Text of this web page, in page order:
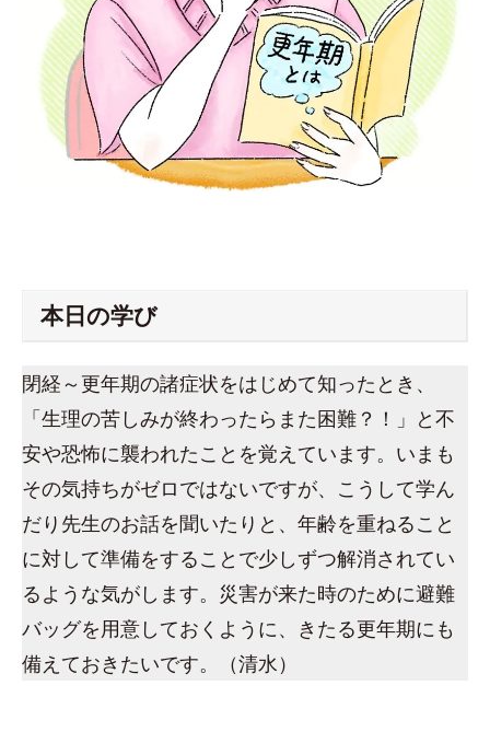
本日の学び
閉経～更年期の諸症状をはじめて知ったとき、
「生理の苦しみが終わったらまた困難？！」と不
安や恐怖に襲われたことを覚えています。いまも
その気持ちがゼロではないですが、こうして学ん
だり先生のお話を聞いたりと、年齢を重ねること
に対して準備をすることで少しずつ解消されてい
るような気がします。災害が来た時のために避難
バッグを用意しておくように、きたる更年期にも
備えておきたいです。（清水）